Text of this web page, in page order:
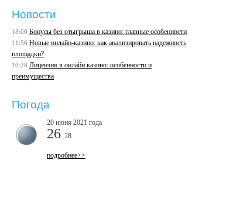
Новости
18:00 Бонусы без отыгрыша в казино: главные особенности
11:56 Новые онлайн-казино: как анализировать надежность
площадки?
10:28 Лицензия в онлайн казино: особенности и
преимущества
Погода
20 июня 2021 года
26 ..28
подробнее>>